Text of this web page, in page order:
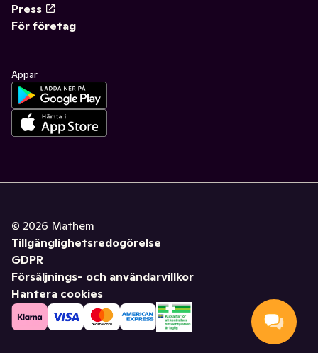
Press
För företag
Appar
© 2026 Mathem
Tillgänglighetsredogörelse
GDPR
Försäljnings- och användarvillkor
Hantera cookies